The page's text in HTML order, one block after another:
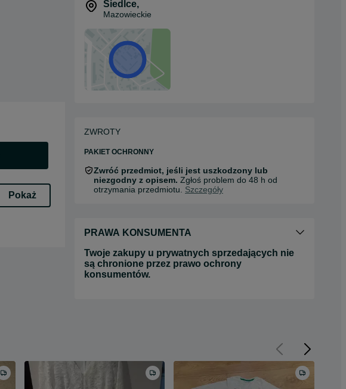
Pokaż
Siedlce,
Mazowieckie
ZWROTY
PAKIET OCHRONNY
Zwróć przedmiot, jeśli jest uszkodzony lub
niezgodny z opisem. Zgłoś problem do 48 h od
otrzymania przedmiotu. Szczegóły
PRAWA KONSUMENTA
Twoje zakupy u prywatnych sprzedających nie
są chronione przez prawo ochrony
konsumentów.